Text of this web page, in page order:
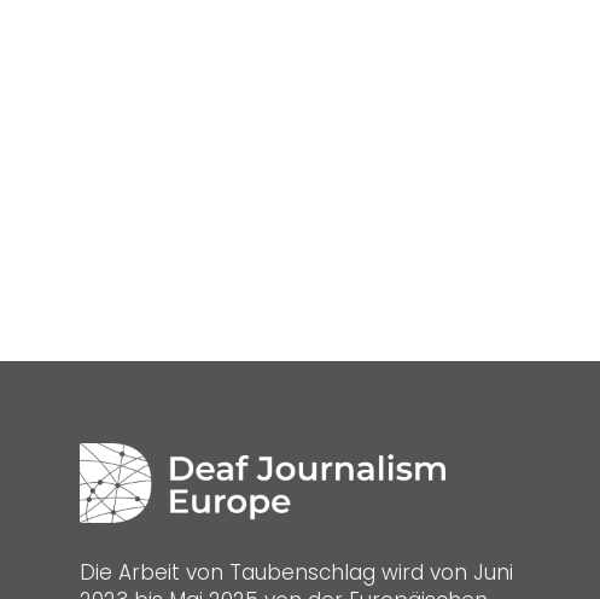
Die Arbeit von Taubenschlag wird von Juni